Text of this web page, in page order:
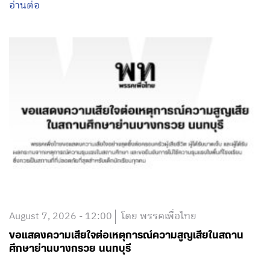
อ่านต่อ
August 7, 2026 - 12:00 โดย พรรคเพื่อไทย
ขอแสดงความเสียใจต่อเหตุการณ์ความสูญเสียในสถาน
ศึกษาย่านบางกรวย นนทบุรี